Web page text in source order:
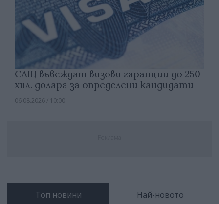
САЩ въвеждат визови гаранции до 250
хил. долара за определени кандидати
06.08.2026 / 10:00
Топ новини Най-новото